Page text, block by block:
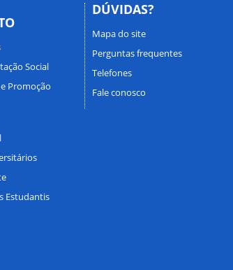
Social
Promoção
Estudantis
DÚVIDAS?
Mapa do site
Perguntas frequentes
Telefones
Fale conosco